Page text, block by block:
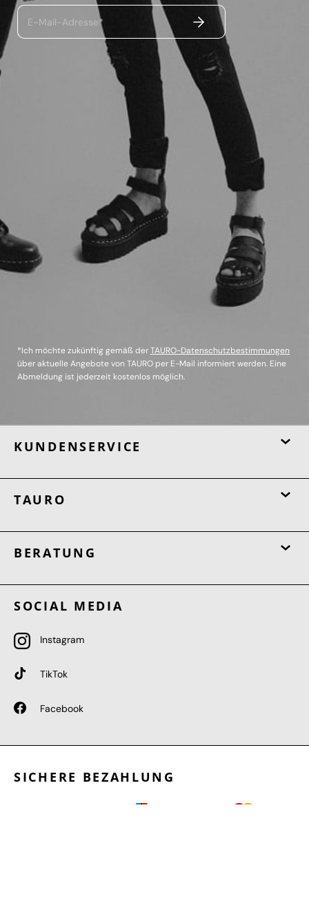
E-Mail-Adresse* ABSENDEN
*Ich möchte zukünftig gemäß derTAURO-Datenschutzbestimmungen
über aktuelle Angebote von TAURO per E-Mail informiert werden. Eine
Abmeldung ist jederzeit kostenlos möglich.
KUNDENSERVICE
TAURO
BERATUNG
SOCIAL MEDIA
Instagram
TikTok
Facebook
SICHERE BEZAHLUNG